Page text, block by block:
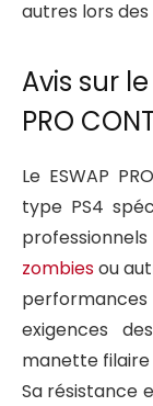
autres lors
Avis sur
PRO
Le ESWAP
type PS4
zombiesou
exigences
manette filaire
Sa résistance